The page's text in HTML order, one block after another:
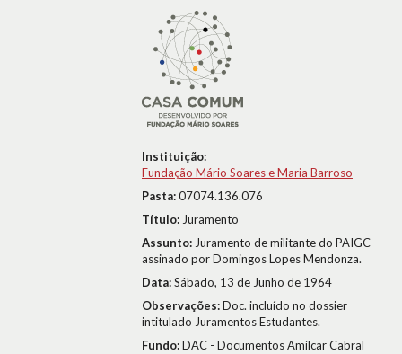
Instituição:
Fundação Mário Soares e Maria Barroso
Pasta:07074.136.076
Título: Juramento
Assunto: Juramento de militante do PAIGC
assinado por Domingos Lopes Mendonza.
Data:Sábado, 13 de Junho de 1964
Observações:Doc. incluído no dossier
intitulado Juramentos Estudantes.
Fundo:DAC - Documentos Amílcar Cabral